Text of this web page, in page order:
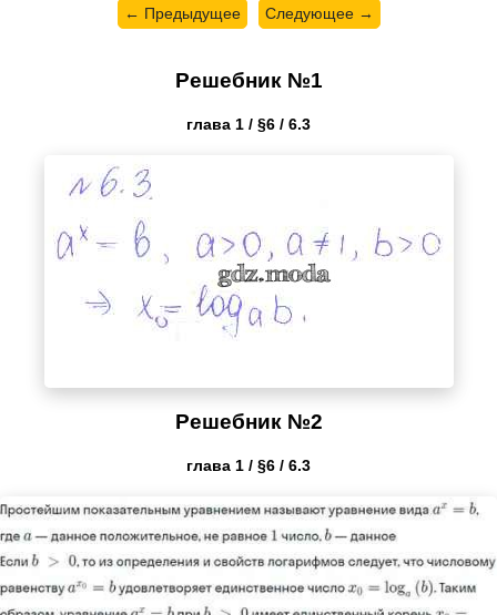
← Предыдущее Следующее →
Решебник №1
глава 1 / §6 / 6.3
Решебник №2
глава 1 / §6 / 6.3